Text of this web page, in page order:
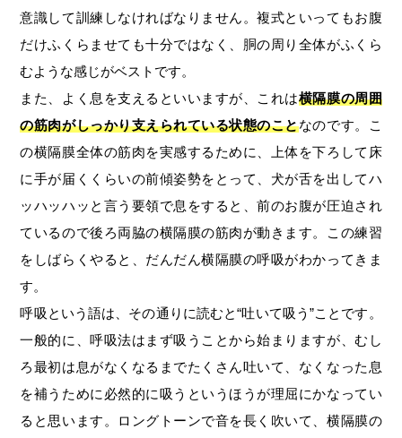
意識して訓練しなければなりません。複式といってもお腹
だけふくらませても十分ではなく、胴の周り全体がふくら
むような感じがベストです。
また、よく息を支えるといいますが、これは横隔膜の周囲
の筋肉がしっかり支えられている状態のことなのです。こ
の横隔膜全体の筋肉を実感するために、上体を下ろして床
に手が届くくらいの前傾姿勢をとって、犬が舌を出してハ
ッハッハッと言う要領で息をすると、前のお腹が圧迫され
ているので後ろ両脇の横隔膜の筋肉が動きます。この練習
をしばらくやると、だんだん横隔膜の呼吸がわかってきま
す。
呼吸という語は、その通りに読むと“吐いて吸う”ことです。
一般的に、呼吸法はまず吸うことから始まりますが、むし
ろ最初は息がなくなるまでたくさん吐いて、なくなった息
を補うために必然的に吸うというほうが理屈にかなってい
ると思います。ロングトーンで音を長く吹いて、横隔膜の